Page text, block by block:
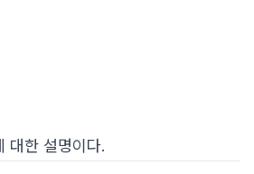
대한 설명이다.